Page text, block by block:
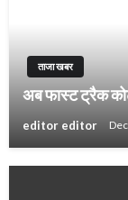
ताजा खबर
अब फास्ट ट्रैक
editor editor